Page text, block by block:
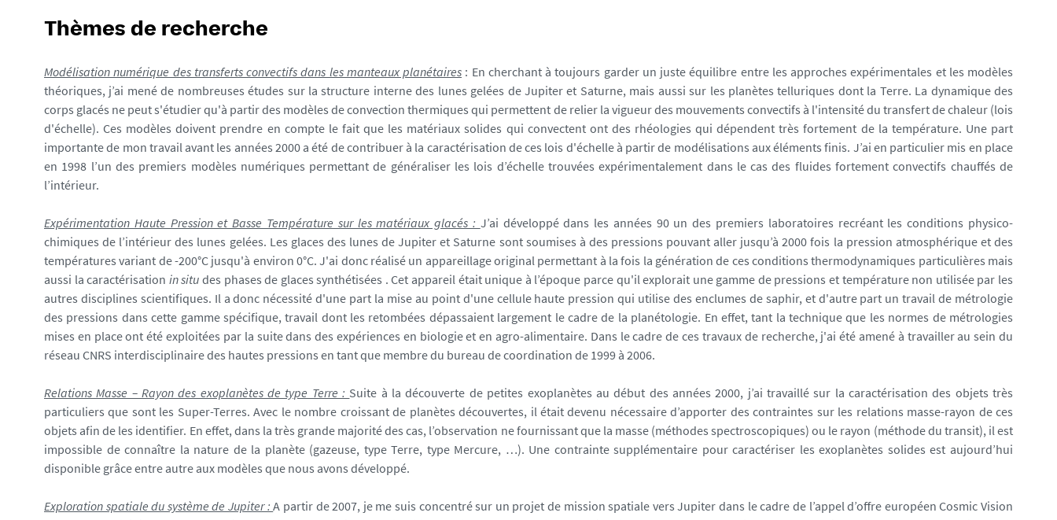
Thèmes de recherche
Modélisation numérique des transferts convectifs dans les manteaux planétaires : En cherchant à toujours garder un juste équilibre entre les approches expérimentales et les modèles
théoriques, j’ai mené de nombreuses études sur la structure interne des lunes gelées de Jupiter et Saturne, mais aussi sur les planètes telluriques dont la Terre. La dynamique des
corps glacés ne peut s'étudier qu'à partir des modèles de convection thermiques qui permettent de relier la vigueur des mouvements convectifs à l'intensité du transfert de chaleur (lois
d'échelle). Ces modèles doivent prendre en compte le fait que les matériaux solides qui convectent ont des rhéologies qui dépendent très fortement de la température. Une part
importante de mon travail avant les années 2000 a été de contribuer à la caractérisation de ces lois d'échelle à partir de modélisations aux éléments finis. J’ai en particulier mis en place
en 1998 l’un des premiers modèles numériques permettant de généraliser les lois d’échelle trouvées expérimentalement dans le cas des fluides fortement convectifs chauffés de
l’intérieur.
Expérimentation Haute Pression et Basse Température sur les matériaux glacés : J’ai développé dans les années 90 un des premiers laboratoires recréant les conditions physico-
chimiques de l’intérieur des lunes gelées. Les glaces des lunes de Jupiter et Saturne sont soumises à des pressions pouvant aller jusqu’à 2000 fois la pression atmosphérique et des
températures variant de -200°C jusqu'à environ 0°C. J'ai donc réalisé un appareillage original permettant à la fois la génération de ces conditions thermodynamiques particulières mais
aussi la caractérisation in situ des phases de glaces synthétisées . Cet appareil était unique à l’époque parce qu'il explorait une gamme de pressions et température non utilisée par les
autres disciplines scientifiques. Il a donc nécessité d'une part la mise au point d'une cellule haute pression qui utilise des enclumes de saphir, et d'autre part un travail de métrologie
des pressions dans cette gamme spécifique, travail dont les retombées dépassaient largement le cadre de la planétologie. En effet, tant la technique que les normes de métrologies
mises en place ont été exploitées par la suite dans des expériences en biologie et en agro-alimentaire. Dans le cadre de ces travaux de recherche, j'ai été amené à travailler au sein du
réseau CNRS interdisciplinaire des hautes pressions en tant que membre du bureau de coordination de 1999 à 2006.
Relations Masse – Rayon des exoplanètes de type Terre : Suite à la découverte de petites exoplanètes au début des années 2000, j’ai travaillé sur la caractérisation des objets très
particuliers que sont les Super-Terres. Avec le nombre croissant de planètes découvertes, il était devenu nécessaire d’apporter des contraintes sur les relations masse-rayon de ces
objets afin de les identifier. En effet, dans la très grande majorité des cas, l’observation ne fournissant que la masse (méthodes spectroscopiques) ou le rayon (méthode du transit), il est
impossible de connaître la nature de la planète (gazeuse, type Terre, type Mercure, …). Une contrainte supplémentaire pour caractériser les exoplanètes solides est aujourd’hui
disponible grâce entre autre aux modèles que nous avons développé.
Exploration spatiale du système de Jupiter :A partir de 2007, je me suis concentré sur un projet de mission spatiale vers Jupiter dans le cadre de l’appel d’offre européen Cosmic Vision